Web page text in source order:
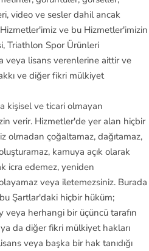
video ve sesler dahil ancak
ve bu Hizmetler'imizin
Triathlon Spor Ürünleri
veya lisans verenlerine aittir ve
ve diğer fikri mülkiyet
kişisel ve ticari olmayan
verir. Hizmetler'de yer alan hiçbir
olmadan çoğaltamaz, dağıtamaz,
kamuya açık olarak
icra edemez, yeniden
veya iletemezsiniz. Burada
Şartlar'daki hiçbir hüküm;
herhangi bir üçüncü tarafın
da diğer fikri mülkiyet hakları
veya başka bir hak tanıdığı